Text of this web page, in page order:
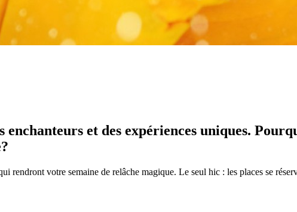
enchanteurs et des expériences uniques.
rendront votre semaine de relâche magique. Le seul hic : les places se